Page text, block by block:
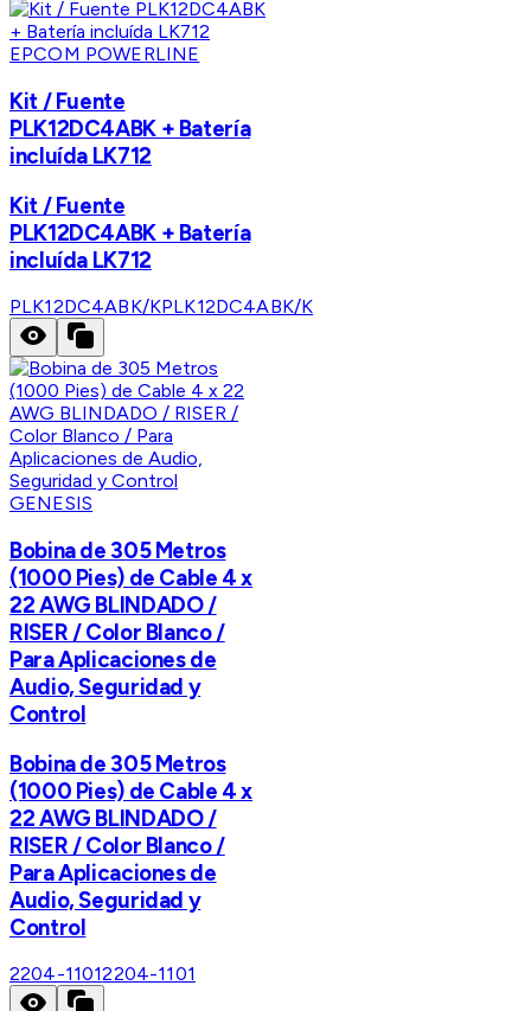
EPCOM POWERLINE
Kit / Fuente
PLK12DC4ABK + Batería
incluída LK712
Kit / Fuente
PLK12DC4ABK + Batería
incluída LK712
PLK12DC4ABK/KPLK12DC4ABK/K
GENESIS
Bobina de 305 Metros
(1000 Pies) de Cable 4 x
22 AWG BLINDADO /
RISER / Color Blanco /
Para Aplicaciones de
Audio, Seguridad y
Control
Bobina de 305 Metros
(1000 Pies) de Cable 4 x
22 AWG BLINDADO /
RISER / Color Blanco /
Para Aplicaciones de
Audio, Seguridad y
Control
2204-11012204-1101